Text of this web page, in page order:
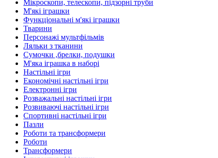
Мікроскопи, телескопи, підзорні труби
М'які іграшки
Функціональні м'які іграшки
Тварини
Персонажі мультфільмів
Ляльки з тканини
Сумочки ,брелки, подушки
М'яка іграшка в наборі
Настільні ігри
Економічні настільні ігри
Електронні ігри
Розважальні настільні ігри
Розвиваючі настільні ігри
Спортивні настільні ігри
Пазли
Роботи та трансформери
Роботи
Трансформери